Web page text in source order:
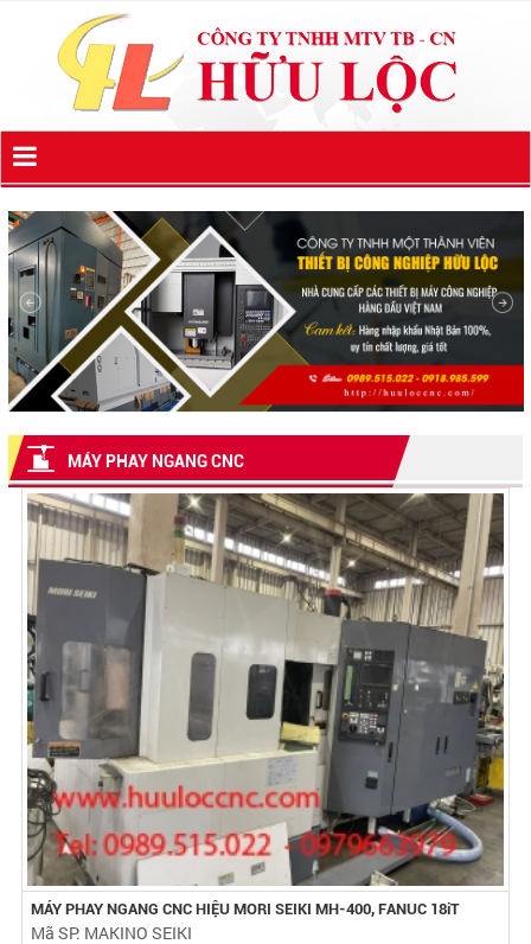
MÁY PHAY NGANG CNC
MÁY PHAY NGANG CNC HIỆU MORI SEIKI MH-400, FANUC 18iT
Mã SP: MAKINO SEIKI